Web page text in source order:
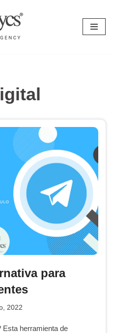
para
2022
Esta herramienta de